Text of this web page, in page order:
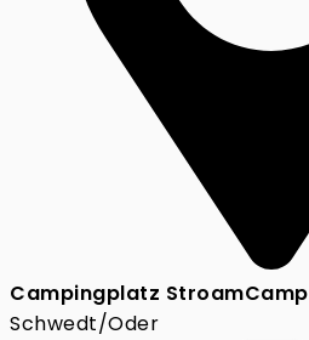
Campingplatz StroamCamp
Schwedt/Oder